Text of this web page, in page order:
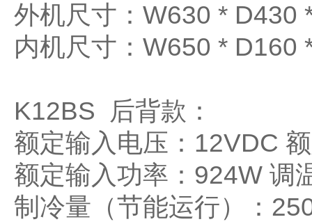
外机尺寸：W630 * D430
内机尺寸：W650 * D160
K12BS 后背款：
额定输入电压：12VDC
额定输入功率：924W 调
制冷量（节能运行）：